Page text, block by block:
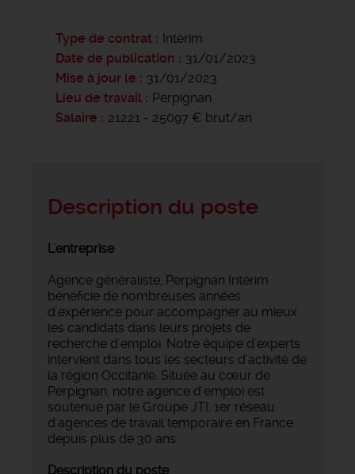
Type de contrat
Intérim
Date de publication
31/01/2023
Mise à jour le
31/01/2023
Lieu de travail
Perpignan
Salaire
21221 - 25097 € brut/an
Description du poste
L'entreprise
Agence généraliste, Perpignan Intérim
bénéficie de nombreuses années
d'expérience pour accompagner au mieux
les candidats dans leurs projets de
recherche d'emploi. Notre équipe d'experts
intervient dans tous les secteurs d'activité de
la région Occitanie. Située au cœur de
Perpignan, notre agence d'emploi est
soutenue par le Groupe JTI, 1er réseau
d'agences de travail temporaire en France
depuis plus de 30 ans.
Description du poste